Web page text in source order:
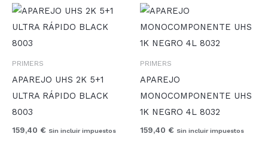
PRIMERS
APAREJO UHS 2K 5+1
ULTRA RÁPIDO BLACK
8003
159,40 € Sin incluir impuestos
PRIMERS
APAREJO
MONOCOMPONENTE UHS
1K NEGRO 4L 8032
159,40 € Sin incluir impuestos